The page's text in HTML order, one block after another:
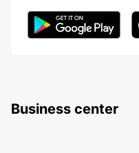
Business center